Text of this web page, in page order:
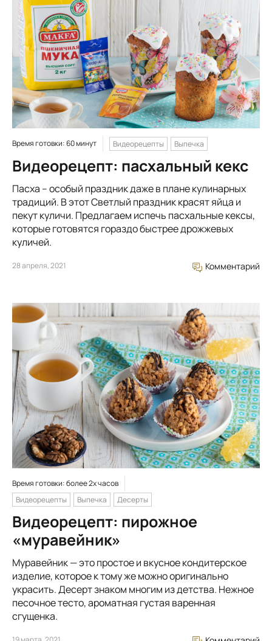
Время готовки: 60 минут Видеорецепты Выпечка
Видеорецепт: пасхальный кекс
Пасха – особый праздник даже в плане кулинарных
традиций. В этот Светлый праздник красят яйца и
пекут куличи. Предлагаем испечь пасхальные кексы,
которые готовятся гораздо быстрее дрожжевых
куличей.
28 апреля, 2021 Комментарий
Время готовки: более 2х часов
Видеорецепты
Выпечка Десерты
Видеорецепт: пирожное
«муравейник»
Муравейник — это простое и вкусное кондитерское
изделие, которое к тому же можно оригинально
украсить. Десерт знаком многим из детства. Нежное
песочное тесто, ароматная густая варенная
сгущенка.